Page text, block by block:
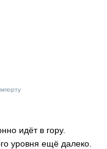
идёт в гору.
уровня ещё далеко.